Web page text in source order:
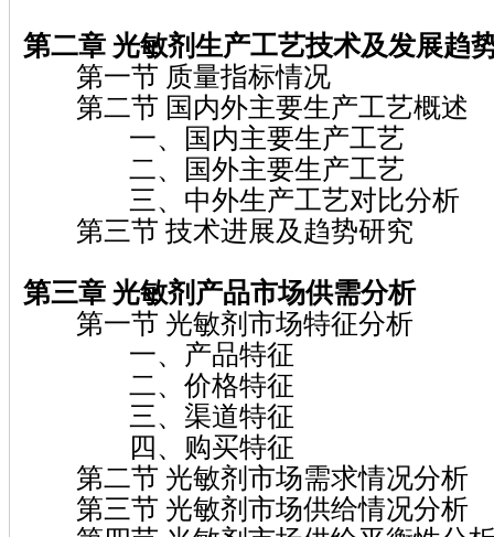
第二章 光敏剂生产工艺技术及发展趋
第一节 质量指标情况
第二节 国内外主要生产工艺概述
一、国内主要生产工艺
二、国外主要生产工艺
三、中外生产工艺对比分析
第三节 技术进展及趋势研究
第三章 光敏剂 产品市场供需分析
第一节 光敏剂市场特征分析
一、产品特征
二、价格特征
三、渠道特征
四、购买特征
第二节 光敏剂市场需求情况分析
第三节 光敏剂市场供给情况分析